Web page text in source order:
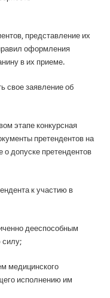
представление их
оформления
в их приеме.
свое заявление об
этапе конкурсная
претендентов на
о допуске претендентов
к участию в
дееспособным
силу;
медицинского
исполнению им